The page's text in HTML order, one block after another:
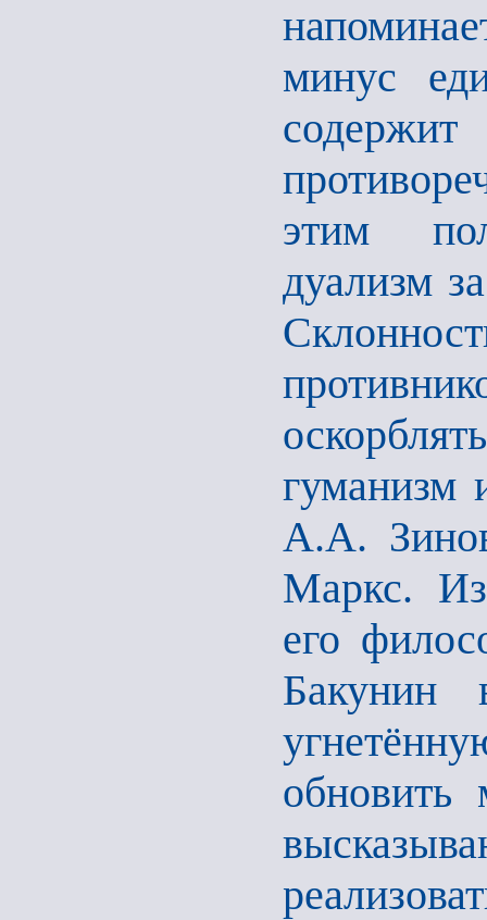
минус
этим
дуализм
гуманизм
А.А.
Маркс.
его
Бакунин